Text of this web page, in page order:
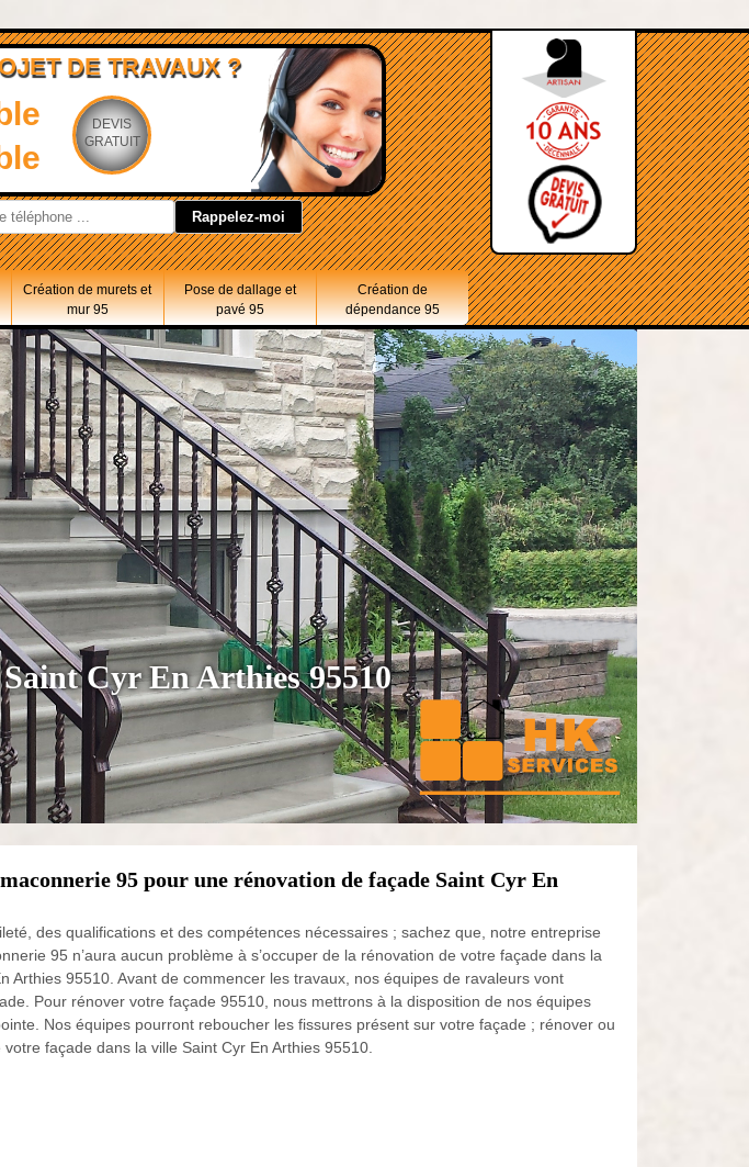
DE TRAVAUX ?
DEVIS
GRATUIT
Création de murets et
mur 95
Pose de dallage et
pavé 95
Création de
dépendance 95
Cyr En Arthies 95510
95 pour une rénovation de façade Saint Cyr En
des qualifications et des compétences nécessaires ; sachez que, notre entreprise
95 n’aura aucun problème à s’occuper de la rénovation de votre façade dans la
Arthies 95510. Avant de commencer les travaux, nos équipes de ravaleurs vont
Pour rénover votre façade 95510, nous mettrons à la disposition de nos équipes
Nos équipes pourront reboucher les fissures présent sur votre façade ; rénover ou
façade dans la ville Saint Cyr En Arthies 95510.